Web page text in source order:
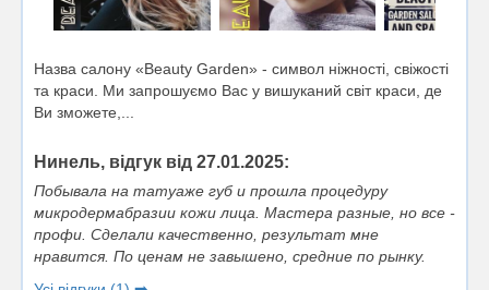
Назва салону «Beauty Garden» - символ ніжності, свіжості
та краси. Ми запрошуємо Вас у вишуканий світ краси, де
Ви зможете,...
Нинель, відгук від 27.01.2025:
Побывала на татуаже губ и прошла процедуру
микродермабразии кожи лица. Мастера разные, но все -
профи. Сделали качественно, результат мне
нравится. По ценам не завышено, средние по рынку.